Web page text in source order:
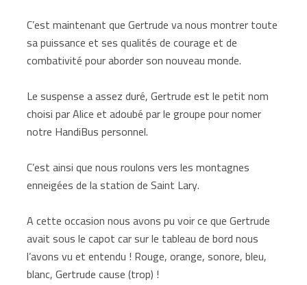
C’est maintenant que Gertrude va nous montrer toute
sa puissance et ses qualités de courage et de
combativité pour aborder son nouveau monde.
Le suspense a assez duré, Gertrude est le petit nom
choisi par Alice et adoubé par le groupe pour nomer
notre HandiBus personnel.
C’est ainsi que nous roulons vers les montagnes
enneigées de la station de Saint Lary.
A cette occasion nous avons pu voir ce que Gertrude
avait sous le capot car sur le tableau de bord nous
l’avons vu et entendu ! Rouge, orange, sonore, bleu,
blanc, Gertrude cause (trop) !